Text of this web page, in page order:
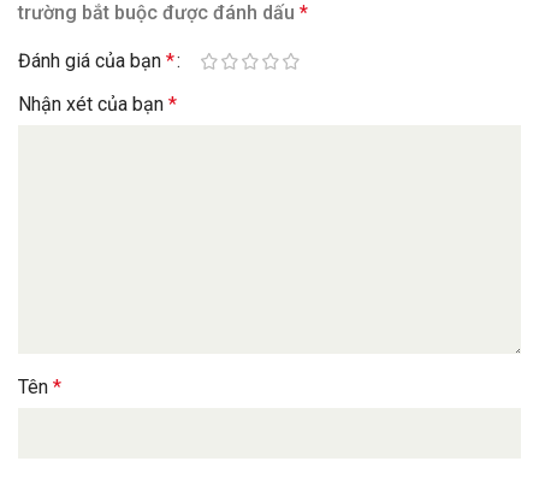
trường bắt buộc được đánh dấu*
Đánh giá của bạn*
Nhận xét của bạn*
Tên*